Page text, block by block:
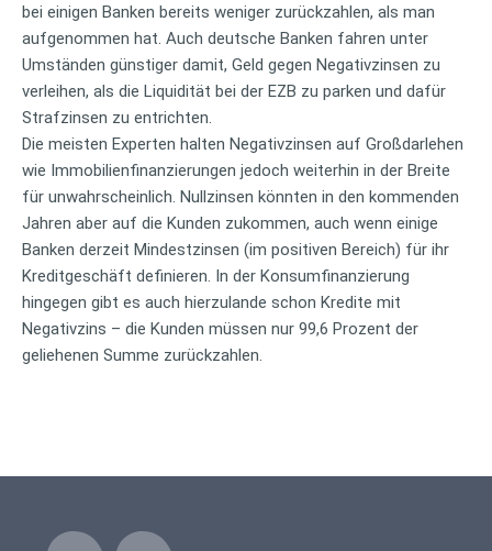
bei einigen Banken bereits weniger zurückzahlen, als man
aufgenommen hat. Auch deutsche Banken fahren unter
Umständen günstiger damit, Geld gegen Negativzinsen zu
verleihen, als die Liquidität bei der EZB zu parken und dafür
Strafzinsen zu entrichten.
Die meisten Experten halten Negativzinsen auf Großdarlehen
wie Immobilienfinanzierungen jedoch weiterhin in der Breite
für unwahrscheinlich. Nullzinsen könnten in den kommenden
Jahren aber auf die Kunden zukommen, auch wenn einige
Banken derzeit Mindestzinsen (im positiven Bereich) für ihr
Kreditgeschäft definieren. In der Konsumfinanzierung
hingegen gibt es auch hierzulande schon Kredite mit
Negativzins – die Kunden müssen nur 99,6 Prozent der
geliehenen Summe zurückzahlen.